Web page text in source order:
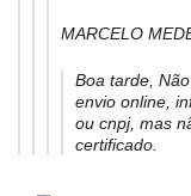
MARCELO
Boa tarde,
envio online,
ou cnpj, mas
certificado.